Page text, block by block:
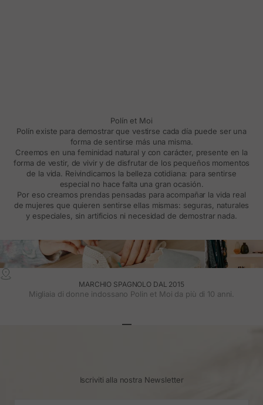
Polín et Moi
Polín existe para demostrar que vestirse cada día puede ser una
forma de sentirse más una misma.
Creemos en una feminidad natural y con carácter, presente en la
forma de vestir, de vivir y de disfrutar de los pequeños momentos
de la vida. Reivindicamos la belleza cotidiana: para sentirse
especial no hace falta una gran ocasión.
Por eso creamos prendas pensadas para acompañar la vida real
de mujeres que quieren sentirse ellas mismas: seguras, naturales
y especiales, sin artificios ni necesidad de demostrar nada.
MARCHIO SPAGNOLO DAL 2015
Migliaia di donne indossano Polin et Moi da più di 10 anni.
Iscriviti alla nostra Newsletter